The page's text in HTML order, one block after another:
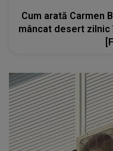
Cum arată Carmen
mâncat desert zilnic